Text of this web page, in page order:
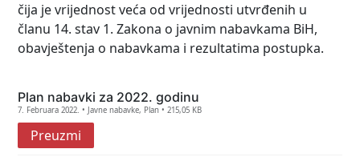
čija je vrijednost veća od vrijednosti utvrđenih u
članu 14. stav 1. Zakona o javnim nabavkama BiH,
obavještenja o nabavkama i rezultatima postupka.
Plan nabavki za 2022. godinu
7. Februara 2022. • Javne nabavke, Plan • 215,05 KB
Preuzmi